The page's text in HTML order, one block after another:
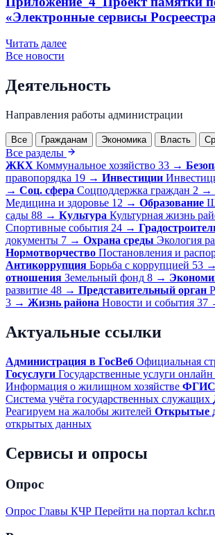
«Электронные сервисы
Читать далее
Все новости
Деятельность
Направления работы администрации
Все Гражданам Экономика Власть
Все разделы
ЖКХ Коммунальное хозяйство 33 →
правопорядка 19 → Инвестиции
→ Соц. сфера Соцподдержка граждан 2 →
Медицина и здоровье 12 → Образование
сады 88 → Культура Культурная жизнь
Спортивные события 24 →
документы 7 → Охрана среды Экология
Нормотворчество Постановления и
Антикоррупция Борьба с коррупцией 53 →
отношения Земельный фонд 8 →
развитие 48 → Представительный орган
3 → Жизнь района Новости и события 37
Актуальные ссылки
Администрация в ГосВеб Официальная
Госуслуги Государственные услуги онлайн
Информация о жилищном хозяйстве
Система учёта государственных служащих
Реагируем на жалобы жителей Открытые
открытых данных
Сервисы и опросы
Опрос
Опрос Главы КЧР Перейти на портал